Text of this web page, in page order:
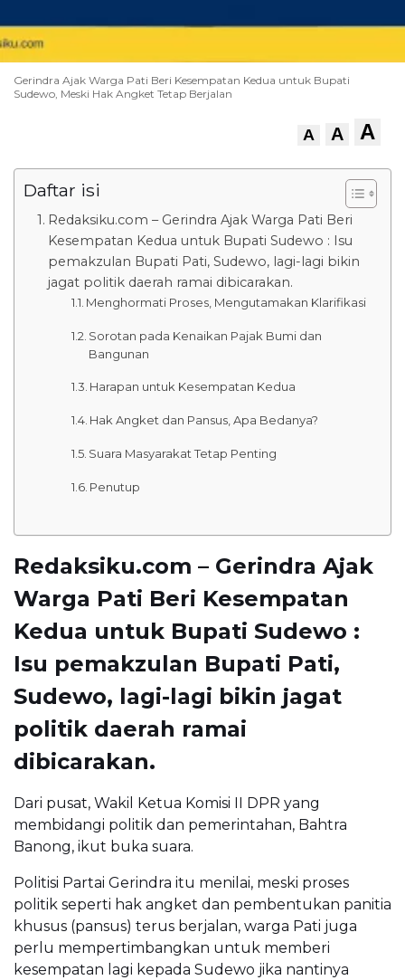
Gerindra Ajak Warga Pati Beri Kesempatan Kedua untuk Bupati
Sudewo, Meski Hak Angket Tetap Berjalan
A A A
Daftar isi
Redaksiku.com – Gerindra Ajak Warga Pati Beri
Kesempatan Kedua untuk Bupati Sudewo : Isu
pemakzulan Bupati Pati, Sudewo, lagi-lagi bikin
jagat politik daerah ramai dibicarakan.
Menghormati Proses, Mengutamakan Klarifikasi
Sorotan pada Kenaikan Pajak Bumi dan
Bangunan
Harapan untuk Kesempatan Kedua
Hak Angket dan Pansus, Apa Bedanya?
Suara Masyarakat Tetap Penting
Penutup
Redaksiku.com – Gerindra Ajak
Warga Pati Beri Kesempatan
Kedua untuk Bupati Sudewo :
Isu pemakzulan Bupati Pati,
Sudewo, lagi-lagi bikin jagat
politik daerah ramai
dibicarakan.
Dari pusat, Wakil Ketua Komisi II DPR yang
membidangi politik dan pemerintahan, Bahtra
Banong, ikut buka suara.
Politisi Partai Gerindra itu menilai, meski proses
politik seperti hak angket dan pembentukan panitia
khusus (pansus) terus berjalan, warga Pati juga
perlu mempertimbangkan untuk memberi
kesempatan lagi kepada Sudewo jika nantinya